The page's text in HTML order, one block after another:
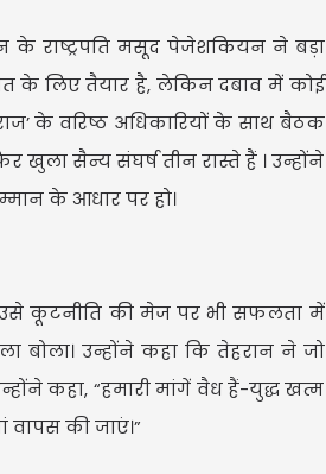
के राष्ट्रपति मसूद पेजेशकियन ने बड़ा
के लिए तैयार है, लेकिन दबाव में कोई
के वरिष्ठ अधिकारियों के साथ बैठक
सैन्य संघर्ष तीन रास्ते हैं । उन्होंने
के आधार पर हो।
कूटनीति की मेज पर भी सफलता में
बोला। उन्होंने कहा कि तेहरान ने जो
कहा, “हमारी मांगें वैध हैं-युद्ध खत्म
वापस की जाएं।”